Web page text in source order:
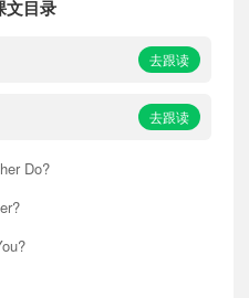
文目录
去跟读
去跟读
Do?